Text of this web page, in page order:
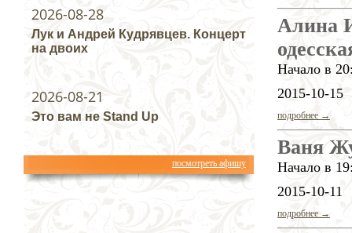
Алина
Начало в
2015-10-15
подробнее →
Ваня
Начало в
2015-10-11
подробнее →
2026-08-28
Лук и Андрей Кудрявцев. Концерт
на двоих
2026-08-21
Это вам не Stand Up
посмотреть афишу